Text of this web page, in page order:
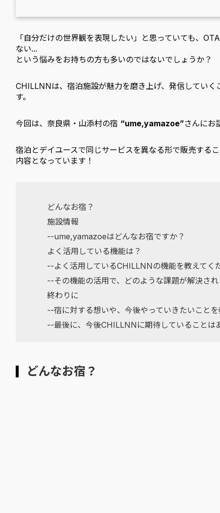
「自分だけの世界観を表現したい」と思っていても、
ない...
という悩みをお持ちの方も多いのではないでしょうか？
CHILLNNは、宿泊施設が魅力を磨き上げ、発信してい
す。
今回は、奈良県・山添村の宿 “ume,yamazoe”さんにお
宿泊とデイユースで同じサービスを異なる形で販売する
内容となっています！
どんなお宿？
施設情報
--ume,yamazoeはどんなお宿ですか？
よく活用している機能は？
--よく活用しているCHILLNNの機能を教えてく
--その機能の活用で、どのような課題が解決さ
終わりに
--宿に対する想いや、今後やっていきたいこと
--最後に、今後CHILLNNに期待していることは
どんなお宿？